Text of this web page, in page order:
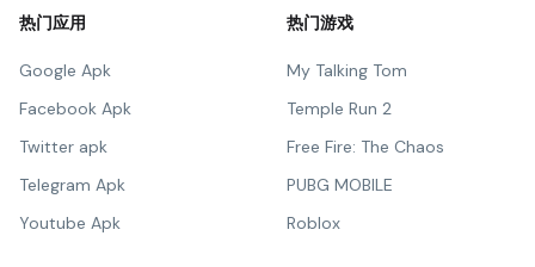
热门应用
Google Apk
Facebook Apk
Twitter apk
Telegram Apk
Youtube Apk
热门游戏
My Talking Tom
Temple Run 2
Free Fire: The Chaos
PUBG MOBILE
Roblox